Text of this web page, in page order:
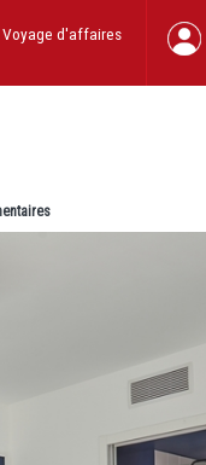
Voyage d'affaires